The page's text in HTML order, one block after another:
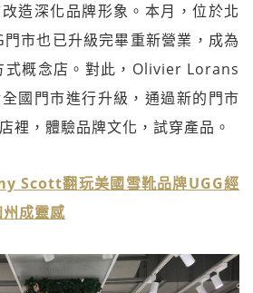
造深化品牌形象。本月，位於北
市也已升級完畢重新營業，成為
式概念店。對此，Olivier Lorans
國門市進行升級，通過新的門市
裡，體驗品牌文化，試穿產品。
Scott翻玩美國雪靴品牌UGG經
成靈感